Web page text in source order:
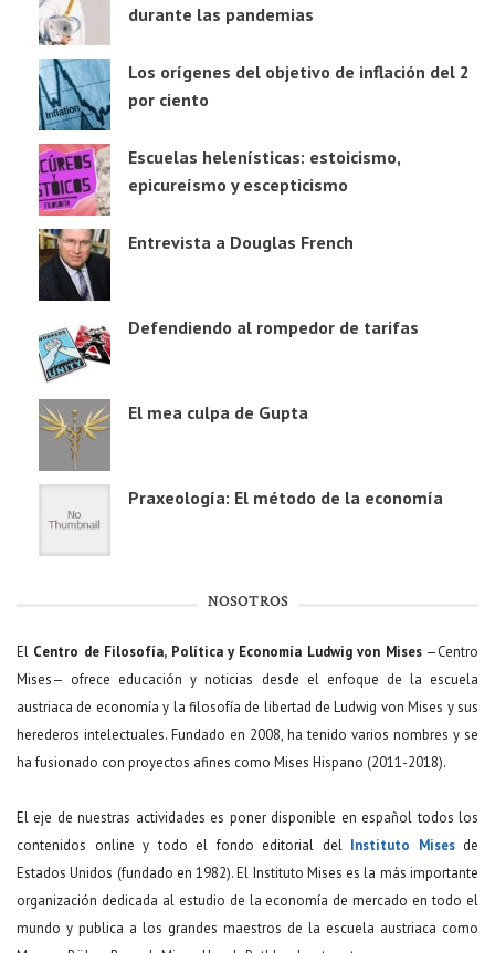
durante las pandemias
Los orígenes del objetivo de inflación del 2
por ciento
Escuelas helenísticas: estoicismo,
epicureísmo y escepticismo
Entrevista a Douglas French
Defendiendo al rompedor de tarifas
El mea culpa de Gupta
Praxeología: El método de la economía
NOSOTROS
El Centro de Filosofía, Política y Economía Ludwig von Mises—Centro
Mises— ofrece educación y noticias desde el enfoque de la escuela
austriaca de economía y la filosofía de libertad de Ludwig von Mises y sus
herederos intelectuales. Fundado en 2008, ha tenido varios nombres y se
ha fusionado con proyectos afines como Mises Hispano (2011-2018).
El eje de nuestras actividades es poner disponible en español todos los
contenidos online y todo el fondo editorial del Instituto Misesde
Estados Unidos (fundado en 1982). El Instituto Mises es la más importante
organización dedicada al estudio de la economía de mercado en todo el
mundo y publica a los grandes maestros de la escuela austriaca como